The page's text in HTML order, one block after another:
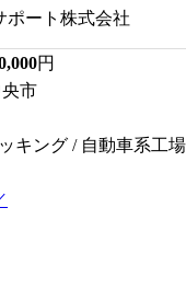
ポート株式会社
円
市
キング / 自動車系工場